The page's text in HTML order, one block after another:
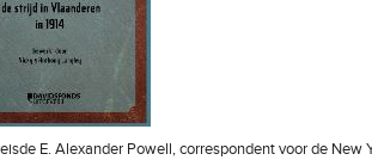
E. Alexander Powell, correspondent voor de